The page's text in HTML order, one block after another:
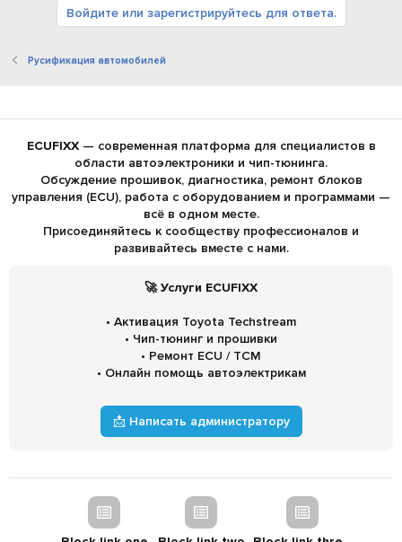
Войдите или зарегистрируйтесь для ответа.
Русификация автомобилей
ECUFIXX— современная платформа для специалистов в
области автоэлектроники и чип-тюнинга.
Обсуждение прошивок, диагностика, ремонт блоков
управления (ECU), работа с оборудованием и программами —
всё в одном месте.
Присоединяйтесь к сообществу профессионалов и
развивайтесь вместе с нами.
🚀 Услуги ECUFIXX
• Активация Toyota Techstream
• Чип-тюнинг и прошивки
• Ремонт ECU / TCM
• Онлайн помощь автоэлектрикам
📩 Написать администратору